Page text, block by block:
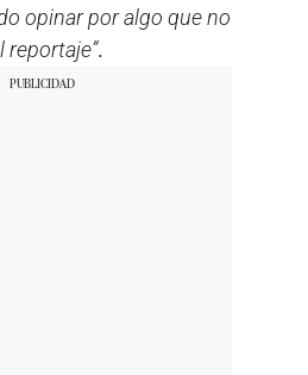
opinar por algo que no
reportaje”.